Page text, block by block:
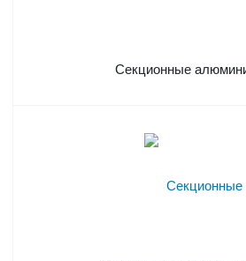
Секционные